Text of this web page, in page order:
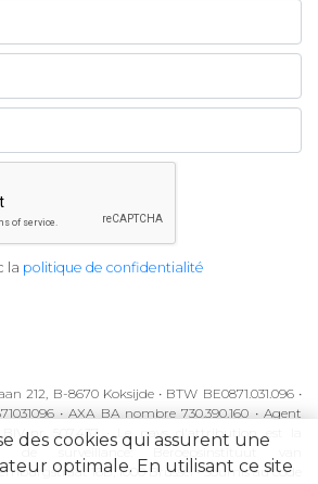
la politique de confidentialité
212, B-8670 Koksijde • BTW BE0871.031.096 •
• AXA BA nombre 730.390.160 • Agent
nr 507.437 • Le pays d'attribution est la
de surveillance: Beroepsinstituut van
16B, 1000 Brussel • Soumis au code
des cookies qui assurent une
optimale. En utilisant ce site